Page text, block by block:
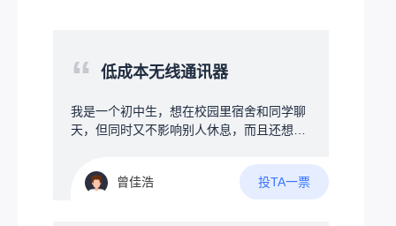
“ 低成本无线通讯器
我是一个初中生，想在校园里宿舍和同学聊
天，但同时又不影响别人休息，而且还想跨
带手机等电子产品，所以想搞一个可以发一
些消息的通讯器，最好是能保存聊天记录
吧，不要求保存太多，能保存一些就行，并
曾佳浩 投TA一票